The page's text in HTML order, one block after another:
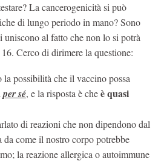
La cancerogenicità si può
di lungo periodo in mano? Sono
uniscono al fatto che non lo si potrà
Cerco di dirimere la questione:
la possibilità che il vaccino possa
per sé, e la risposta è cheè quasi
di reazioni che non dipendono dal
da come il nostro corpo potrebbe
la reazione allergica o autoimmune